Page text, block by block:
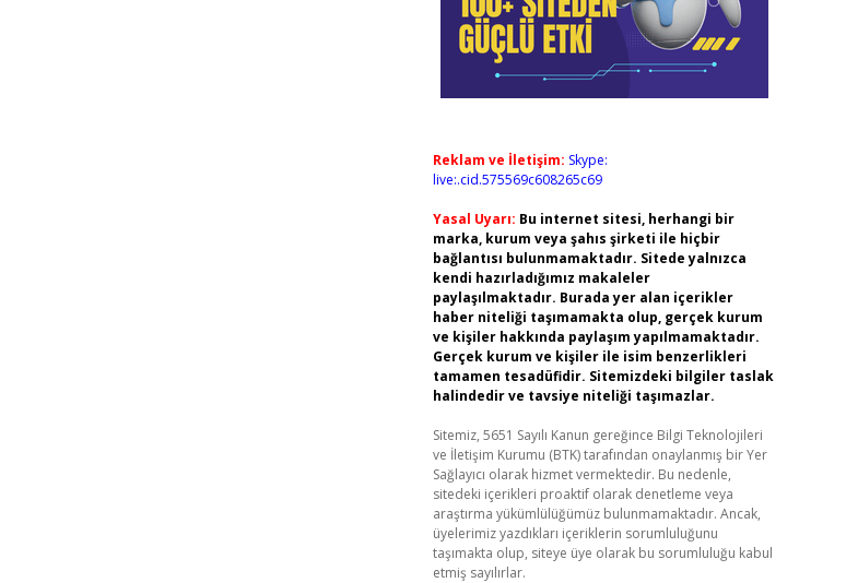
Reklam ve İletişim: Skype:
live:.cid.575569c608265c69
Yasal Uyarı: Bu internet sitesi, herhangi bir
marka, kurum veya şahıs şirketi ile hiçbir
bağlantısı bulunmamaktadır. Sitede yalnızca
kendi hazırladığımız makaleler
paylaşılmaktadır. Burada yer alan içerikler
haber niteliği taşımamakta olup, gerçek kurum
ve kişiler hakkında paylaşım yapılmamaktadır.
Gerçek kurum ve kişiler ile isim benzerlikleri
tamamen tesadüfidir. Sitemizdeki bilgiler taslak
halindedir ve tavsiye niteliği taşımazlar.
Sitemiz, 5651 Sayılı Kanun gereğince Bilgi Teknolojileri
ve İletişim Kurumu (BTK) tarafından onaylanmış bir Yer
Sağlayıcı olarak hizmet vermektedir. Bu nedenle,
sitedeki içerikleri proaktif olarak denetleme veya
araştırma yükümlülüğümüz bulunmamaktadır. Ancak,
üyelerimiz yazdıkları içeriklerin sorumluluğunu
taşımakta olup, siteye üye olarak bu sorumluluğu kabul
etmiş sayılırlar.